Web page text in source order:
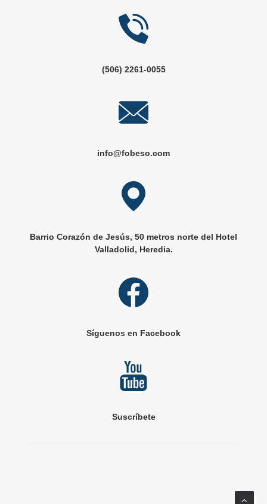
(506) 2261-0055
info@fobeso.com
Barrio Corazón de Jesús, 50 metros norte del Hotel
Valladolid, Heredia.
Síguenos en Facebook
Suscríbete